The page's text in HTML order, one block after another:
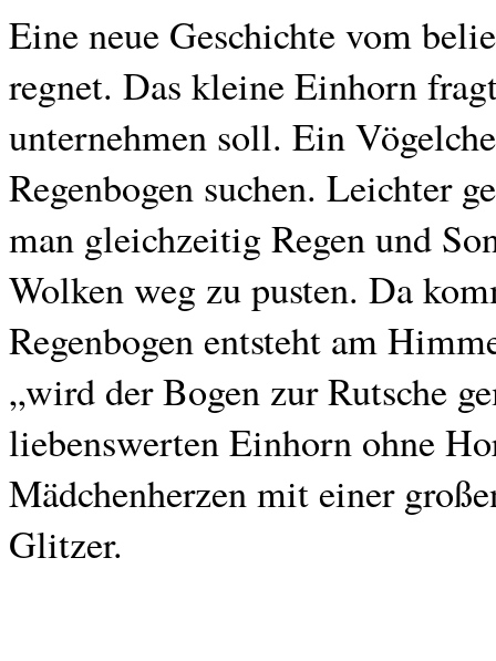
Eine neue Geschichte vom
regnet. Das kleine Einhorn
unternehmen soll. Ein
Regenbogen suchen. Leichter
man gleichzeitig Regen und
Wolken weg zu pusten. Da
Regenbogen entsteht am
„wird der Bogen zur Rutsche
liebenswerten Einhorn ohne
Mädchenherzen mit einer
Glitzer.